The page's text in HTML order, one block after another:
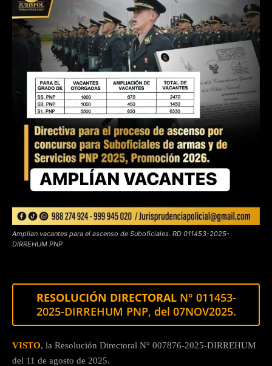
Amplían vacantes para el ascenso de Suboficiales. RD 011453-2025-
DIRREHUM PNP
RESOLUCIÓN DIRECTORAL N° 011453-
2025-DIRREHUM PNP, del 07NOV2025.
VISTO, la Resolución Directoral N° 007876-2025-DIRREHUM
del 11 de agosto de 2025.